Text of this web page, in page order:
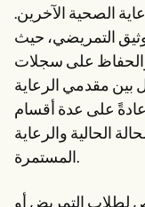
الصحية الآخرين.
التمريضي، حيث
على سجلات
بين مقدمي الرعاية
على عدة أقسام
الحالية والرعاية
المستمرة.